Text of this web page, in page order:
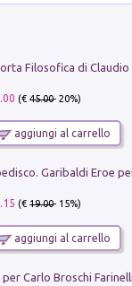
(€45.00- 20%)
aggiungi al carrello
(€19.00- 15%)
aggiungi al carrello